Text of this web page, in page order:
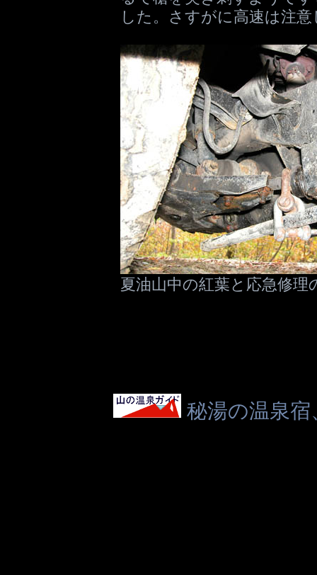
した。さすがに高速は注
夏油山中の紅葉と応急修理
秘湯の温泉